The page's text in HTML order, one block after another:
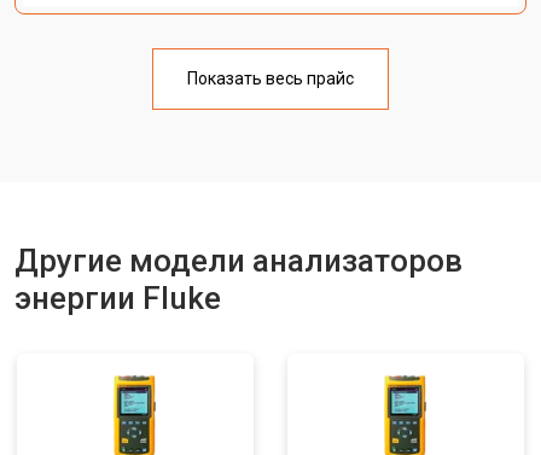
Показать весь прайс
Другие модели анализаторов
энергии Fluke